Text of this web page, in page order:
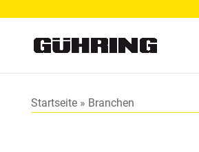
Startseite» Branchen